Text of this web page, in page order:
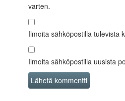
varten.
Ilmoita sähköpostilla tulevista
Ilmoita sähköpostilla uusista